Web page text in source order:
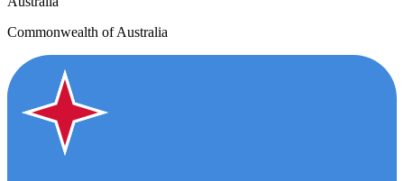
Commonwealth of Australia